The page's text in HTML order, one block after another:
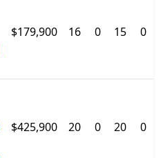
$179,900 16 0 15 0
$425,900 20 0 20 0